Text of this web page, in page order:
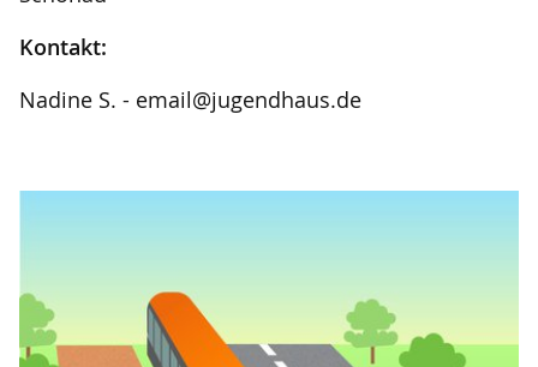
Kontakt:
Nadine S. - email@jugendhaus.de